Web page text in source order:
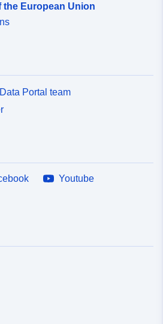
the European Union
Portal team
Youtube